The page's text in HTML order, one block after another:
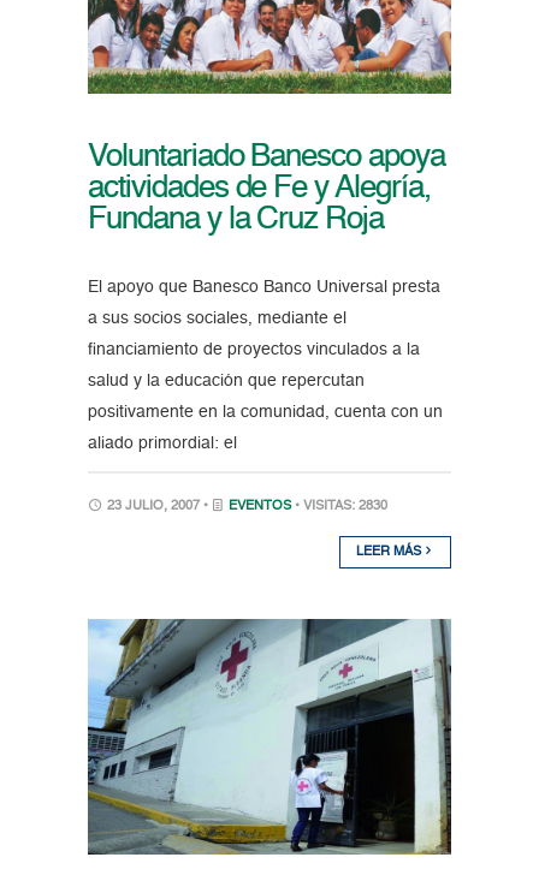
Voluntariado Banesco apoya
actividades de Fe y Alegría,
Fundana y la Cruz Roja
El apoyo que Banesco Banco Universal presta
a sus socios sociales, mediante el
financiamiento de proyectos vinculados a la
salud y la educación que repercutan
positivamente en la comunidad, cuenta con un
aliado primordial: el
23 JULIO, 2007 • EVENTOS • VISITAS: 2830
LEER MÁS